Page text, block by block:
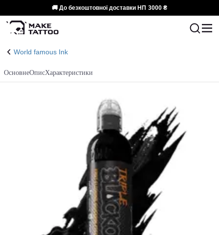
🚚 До безкоштовної доставки НП 3000 ₴
World famous Ink
ОсновнеОписХарактеристики